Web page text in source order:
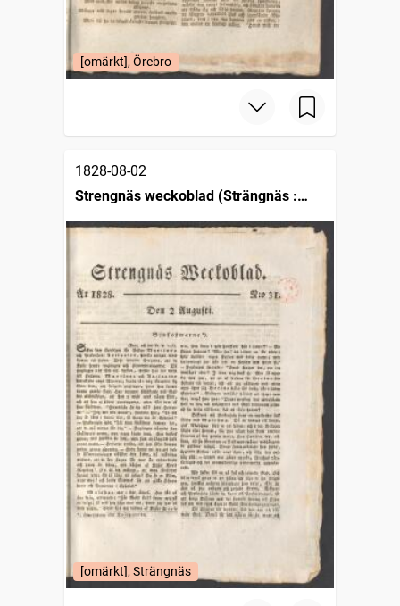
[omärkt], Örebro
1828-08-02
Strengnäs weckoblad (Strängnäs :
[omärkt], Strängnäs